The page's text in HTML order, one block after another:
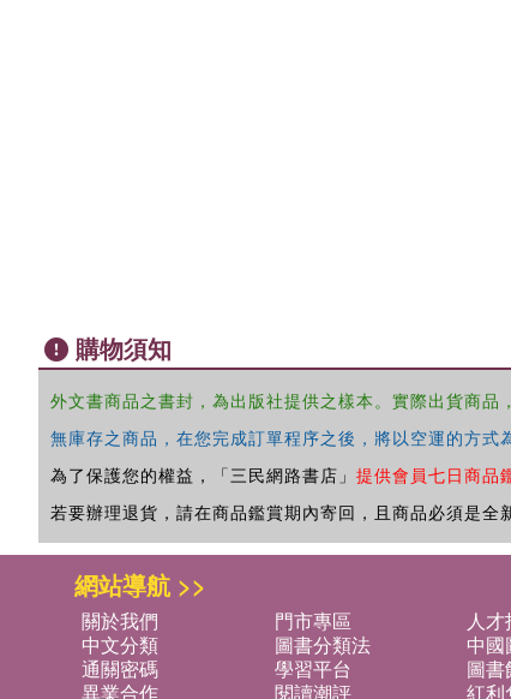
購物須知
外文書商品之書封，為出版社提供之樣本。實際出貨商品
無庫存之商品，在您完成訂單程序之後，將以空運的方
為了保護您的權益，「三民網路書店」 提供會員七日商品
若要辦理退貨，請在商品鑑賞期內寄回，且商品必須是全
網站導航 >>
關於我們 門市專區 人
中文分類
圖書分類法 中
通關密碼
學習平台 圖書
異業合作
閱讀潮評 紅利